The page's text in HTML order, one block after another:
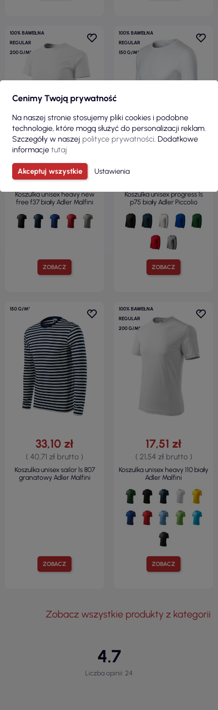
100% BAWEŁNA
REGULAR
200 G/M²
ZOBACZ
19,97 zł
( 24,56 zł brutto )
Koszulka unisex heavy new
free f37 biały Adler Malfini
100% BAWEŁNA
REGULAR
150 G/M²
ZOBACZ
Koszulka unisex progress ls
p75 biały Adler Piccolio
150 G/M²
ZOBACZ
33,10 zł
( 40,71 zł brutto )
Koszulka unisex sailor ls 807
granatowy Adler Malfini
100% BAWEŁNA
REGULAR
200 G/M²
ZOBACZ
17,51 zł
( 21,54 zł brutto )
Koszulka unisex heavy 110 biały
Adler Malfini
Zobacz wszystkie produkty z kategorii
4.7
Liczba opinii: 24
Cenimy Twoją prywatność
Na naszej stronie stosujemy pliki cookies i podobne
technologie, które mogą służyć do personalizacji reklam.
Szczegóły w naszej polityce prywatności . Dodatkowe
informacje tutaj
Akceptuj wszystkie Ustawienia